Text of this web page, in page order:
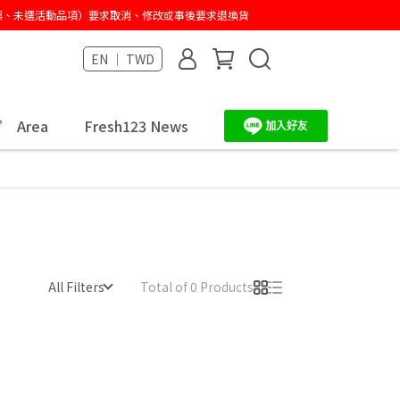
未選活動品項）要求取消、修改或事後要求退換貨
EN ｜ TWD
Area Fresh123 News
All Filters Total of 0 Products